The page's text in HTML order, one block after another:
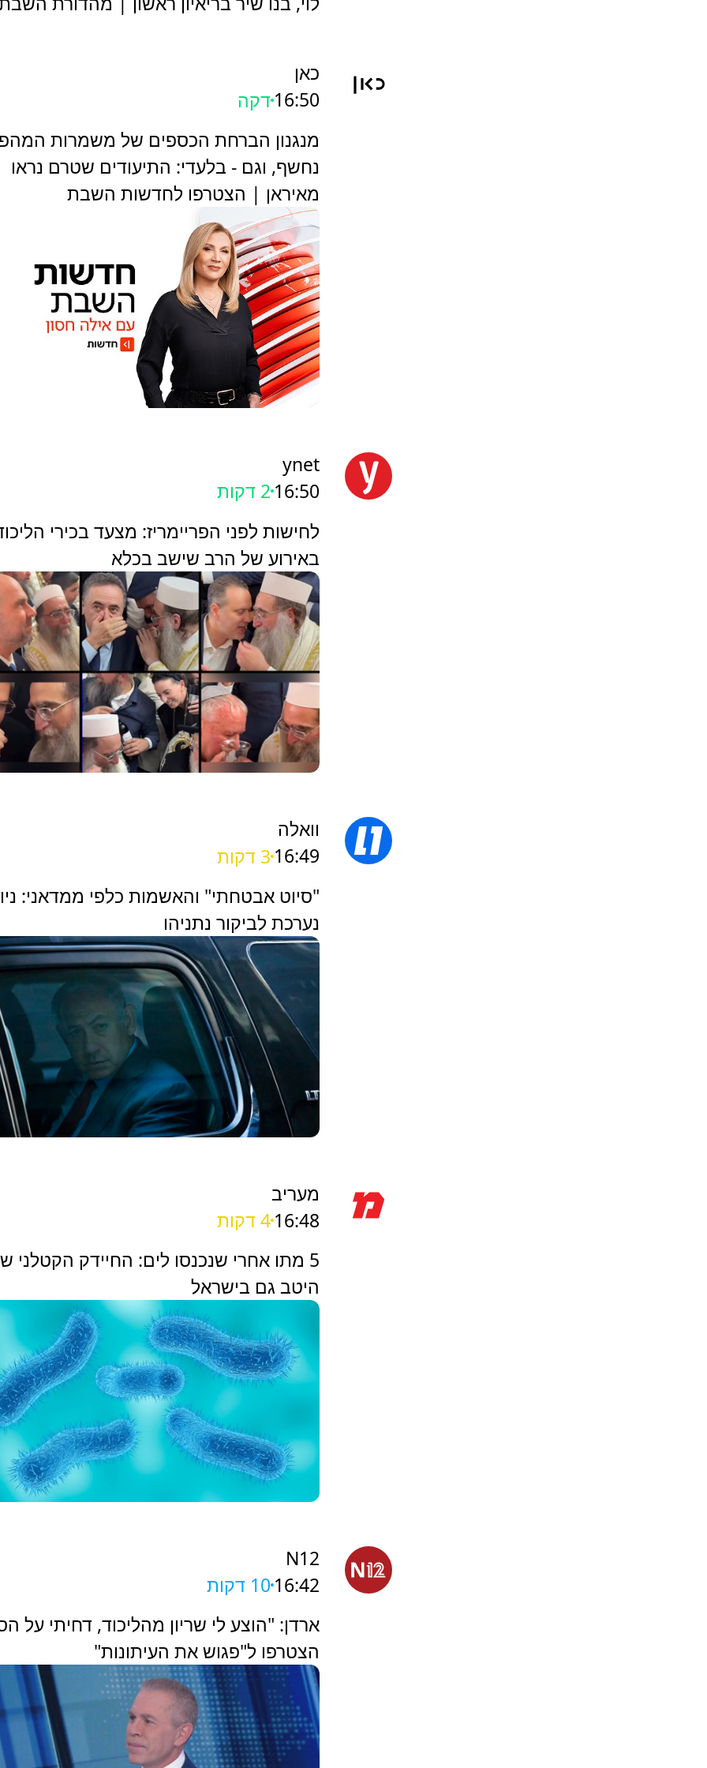
כאן
16:502 דקות
מנגנון הברחת הכספים של משמרות
נחשף, וגם - בלעדי: התיעודים שטרם נראו
מאיראן | הצטרפו לחדשות השבת
ynet
16:50 2 דקות
לחישות לפני הפריימריז: מצעד בכירי
באירוע של הרב שישב בכלא
וואלה
16:49 3 דקות
"סיוט אבטחתי" והאשמות כלפי ממדאני: ניו
נערכת לביקור נתניהו
מעריב
16:484 דקות
5 מתו אחרי שנכנסו לים: החיידק הקטלני
היטב גם בישראל
N12
16:42 10 דקות
ארדן: "הוצע לי שריון מהליכוד, דחיתי על
הצטרפו ל"פגוש את העיתונות"